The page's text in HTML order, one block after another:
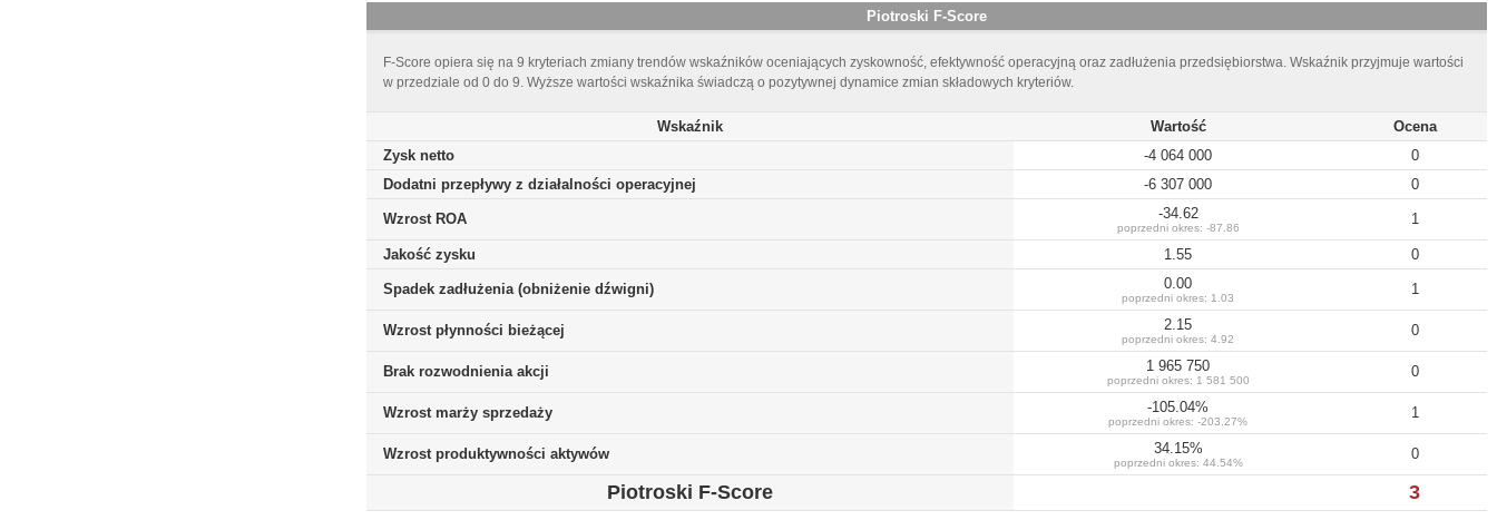
Piotroski F-Score
F-Score opiera się na 9 kryteriach zmiany trendów wskaźników oceniających zyskowność, efektywność operacyjną oraz zadłużenia przedsiębiorstwa. Wskaźnik przyjmuje wartości
w przedziale od 0 do 9. Wyższe wartości wskaźnika świadczą o pozytywnej dynamice zmian składowych kryteriów.
Wskaźnik Wartość
Ocena
Zysk netto
-4 064 000
0
Dodatni przepływy z działalności operacyjnej
-6 307 000 0
Wzrost ROA -34.62
poprzedni okres: -87.86
1
Jakość zysku 1.55 0
Spadek zadłużenia (obniżenie dźwigni) 0.00
poprzedni okres: 1.03
1
Wzrost płynności bieżącej 2.15
poprzedni okres: 4.92
0
Brak rozwodnienia akcji 1 965 750
poprzedni okres: 1 581 500
0
Wzrost marży sprzedaży -105.04%
poprzedni okres: -203.27%
1
Wzrost produktywności aktywów 34.15%
poprzedni okres: 44.54%
0
Piotroski F-Score 3